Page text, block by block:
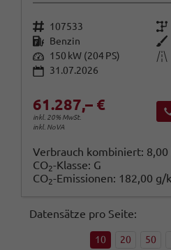
Fahrzeugnr. 107533 Getriebe
Kraftstoff Benzin Außenfarbe
Leistung 150 kW (204 PS) Kilometerstand
31.07.2026
61.287,– €
inkl. 20% MwSt.
inkl. NoVA
Verbrauch kombiniert:
CO2-Klasse: G
CO2-Emissionen: 182,00 g/
Datensätze pro Seite:
10 20 50